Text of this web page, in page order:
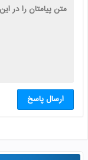
ارسال پاسخ